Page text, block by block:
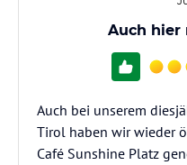
Auch hier
Auch bei unserem
Tirol haben wir wieder
Café Sunshine Platz